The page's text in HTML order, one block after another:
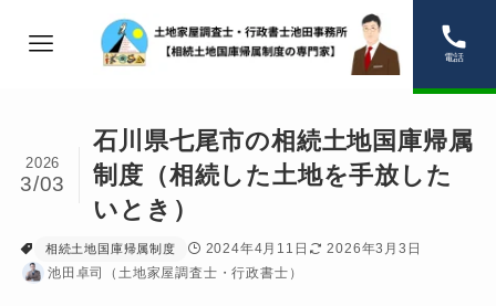
電話
石川県七尾市の相続土地国庫帰属
制度（相続した土地を手放した
いとき）
2026
3/03
相続土地国庫帰属制度 2024年4月11日
2026年3月3日
池田卓司（土地家屋調査士・行政書士）